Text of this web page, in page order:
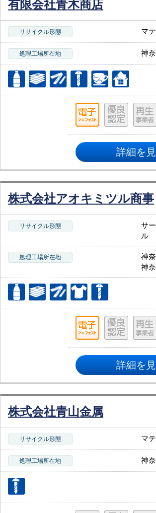
有限会社青木商店
リサイクル形態 マ
処理工場所在地 神
詳細を
株式会社アオキミツル商事
リサイクル形態
サ
ル
処理工場所在地
神
神
詳細を
株式会社青山金属
リサイクル形態 マ
処理工場所在地 神